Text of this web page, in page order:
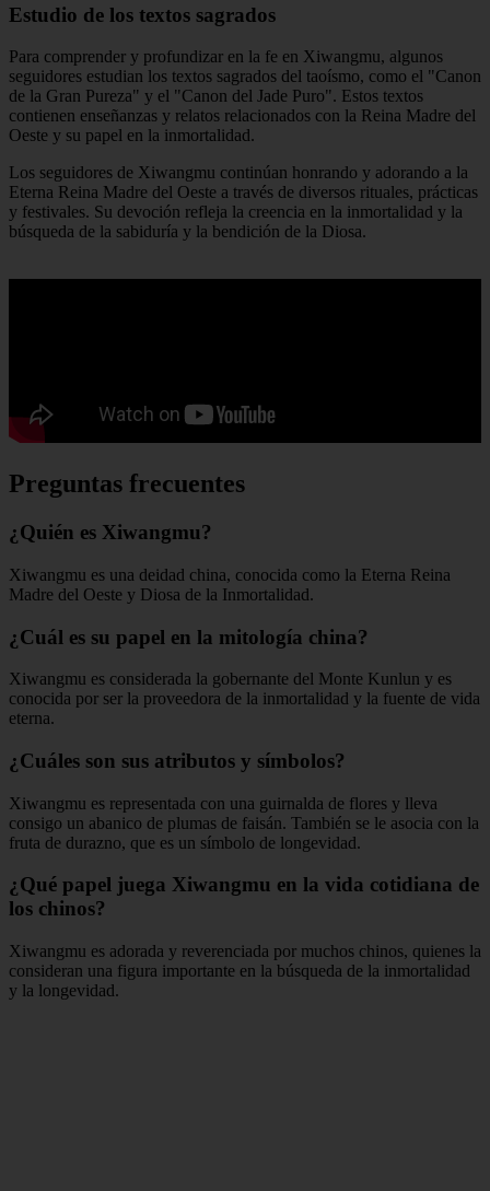
Estudio de los textos sagrados
Para comprender y profundizar en la fe en Xiwangmu, algunos
seguidores estudian los textos sagrados del taoísmo, como el "Canon
de la Gran Pureza" y el "Canon del Jade Puro". Estos textos
contienen enseñanzas y relatos relacionados con la Reina Madre del
Oeste y su papel en la inmortalidad.
Los seguidores de Xiwangmu continúan honrando y adorando a la
Eterna Reina Madre del Oeste a través de diversos rituales, prácticas
y festivales. Su devoción refleja la creencia en la inmortalidad y la
búsqueda de la sabiduría y la bendición de la Diosa.
Preguntas frecuentes
¿Quién es Xiwangmu?
Xiwangmu es una deidad china, conocida como la Eterna Reina
Madre del Oeste y Diosa de la Inmortalidad.
¿Cuál es su papel en la mitología china?
Xiwangmu es considerada la gobernante del Monte Kunlun y es
conocida por ser la proveedora de la inmortalidad y la fuente de vida
eterna.
¿Cuáles son sus atributos y símbolos?
Xiwangmu es representada con una guirnalda de flores y lleva
consigo un abanico de plumas de faisán. También se le asocia con la
fruta de durazno, que es un símbolo de longevidad.
¿Qué papel juega Xiwangmu en la vida cotidiana de
los chinos?
Xiwangmu es adorada y reverenciada por muchos chinos, quienes la
consideran una figura importante en la búsqueda de la inmortalidad
y la longevidad.